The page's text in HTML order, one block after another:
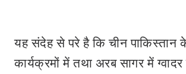
यह संदेह से परे है कि चीन पाकिस्तान
कार्यक्रमों में तथा अरब सागर में ग्वादर